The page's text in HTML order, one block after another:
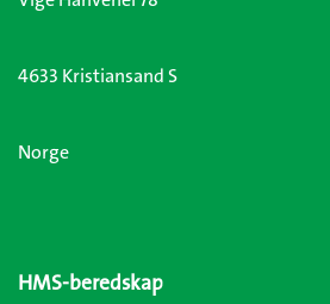
4633 Kristiansand S
Norge
HMS-beredskap